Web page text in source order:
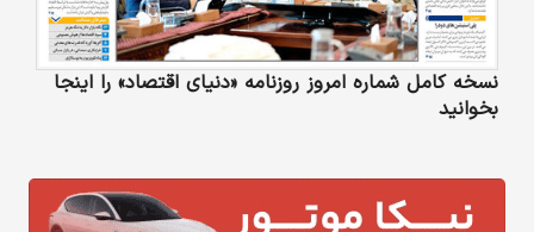
نسخه کامل شماره امروز روزنامه «دنیای‌ اقتصاد» را اینجا
بخوانید